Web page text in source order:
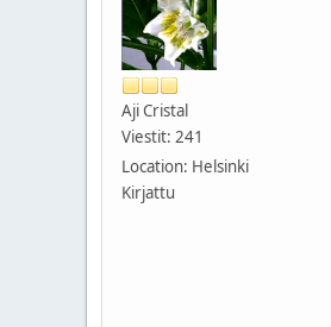
Aji Cristal
Viestit: 241
Location: Helsinki
Kirjattu